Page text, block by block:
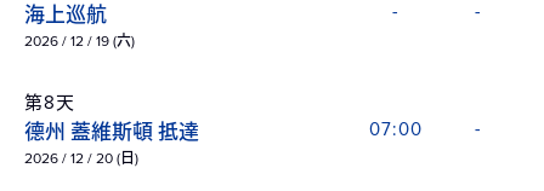
海上巡航
2026 / 12 / 19 (六)
- -
第8天
德州 蓋維斯頓 抵達
2026 / 12 / 20 (日)
07:00 -